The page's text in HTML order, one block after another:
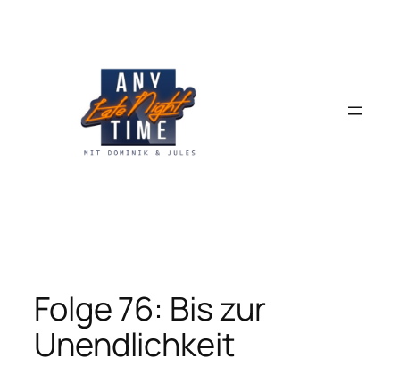
Folge 76: Bis zur
Unendlichkeit